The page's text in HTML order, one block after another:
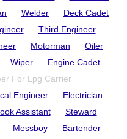
Welder
Deck Cadet
Third Engineer
Motorman
Oiler
Wiper
Engine Cadet
For Lpg Carrier
Engineer
Electrician
Assistant
Steward
Messboy
Bartender